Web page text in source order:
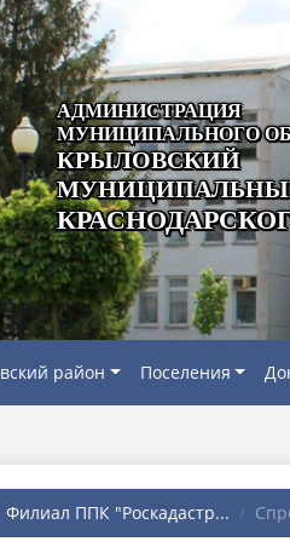
АДМИНИСТРАЦИЯ
МУНИЦИПАЛЬНОГО
КРЫЛОВСКИЙ
район Поселения
Филиал ППК "Роскадастр...